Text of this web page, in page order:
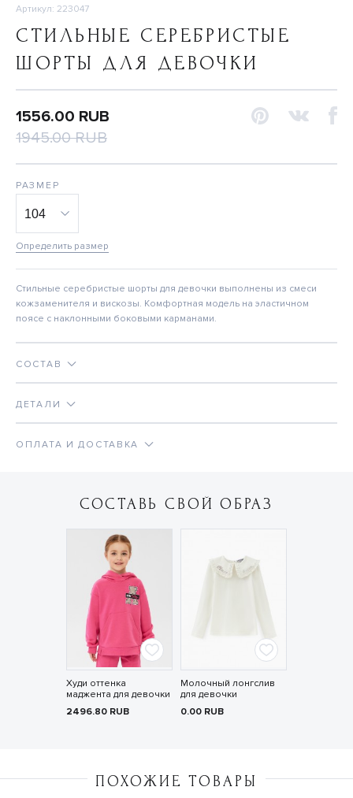
Артикул: 223047
СТИЛЬНЫЕ СЕРЕБРИСТЫЕ
ШОРТЫ ДЛЯ ДЕВОЧКИ
1556.00 RUB
1945.00 RUB
РАЗМЕР
Определить размер
Стильные серебристые шорты для девочки выполнены из смеси
кожзаменителя и вискозы. Комфортная модель на эластичном
поясе с наклонными боковыми карманами.
СОСТАВ
ДЕТАЛИ
ОПЛАТА И ДОСТАВКА
СОСТАВЬ СВОЙ ОБРАЗ
Худи оттенка
маджента для девочки
2496.80 RUB
Молочный лонгслив
для девочки
0.00 RUB
ПОХОЖИЕ ТОВАРЫ